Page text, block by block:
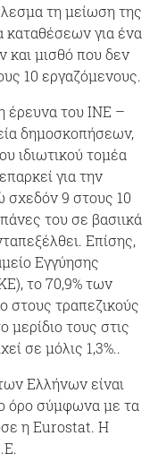
τη μείωση της
καταθέσεων για ένα
και μισθό που δεν
10 εργαζόμενους.
έρευνα του ΙΝΕ –
δημοσκοπήσεων,
ιδιωτικού τομέα
για την
9 στους 10
του σε βασιικά
Επίσης,
Εγγύησης
το 70,9% των
στους τραπεζικούς
τους στις
σε μόλις 1,3%..
Ελλήνων είναι
όρο σύμφωνα με τα
η Eurostat. Η